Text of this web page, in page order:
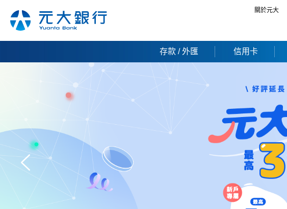
關於元大
存款 / 外匯 信用卡